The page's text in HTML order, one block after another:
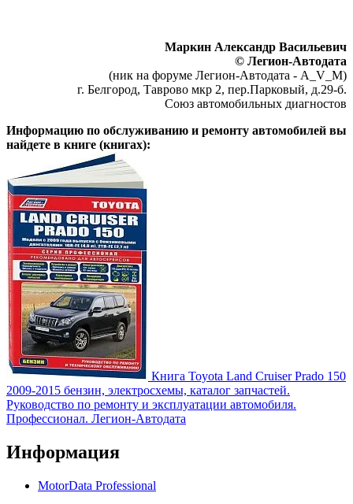
Маркин Александр Васильевич
© Легион-Автодата
(ник на форуме Легион-Автодата - A_V_M)
г. Белгород, Таврово мкр 2, пер.Парковый, д.29-б.
Союз автомобильных диагностов
Информацию по обслуживанию и ремонту автомобилей вы
найдете в книге (книгах):
Книга Toyota Land Cruiser Prado 150
2009-2015 бензин, электросхемы, каталог запчастей.
Руководство по ремонту и эксплуатации автомобиля.
Профессионал. Легион-Aвтодата
Информация
MotorData Professional